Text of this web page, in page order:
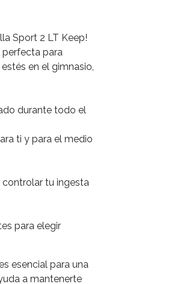
Sport 2 LT Keep!
perfecta para
en el gimnasio,
durante todo el
ti y para el medio
controlar tu ingesta
para elegir
esencial para una
a mantenerte